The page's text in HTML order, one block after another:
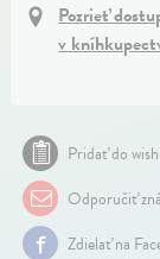
Pozrieť
v
Pridať do
Odporučiť
Zdielať na